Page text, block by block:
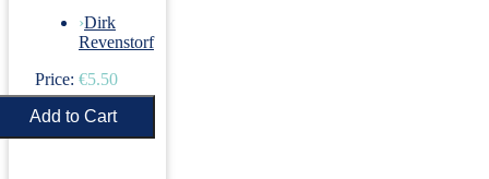
›Dirk
Revenstorf
Price: €5.50